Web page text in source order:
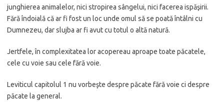
junghierea animalelor, nici stropirea sângelui, nici facerea ispăşirii.
Fără îndoială că ar fi fost un loc unde omul să se poată întâlni cu
Dumnezeu, dar slujba ar fi avut cu totul o altă natură.
Jertfele, în complexitatea lor acopereau aproape toate păcatele,
cele cu voie sau cele fără voie.
Leviticul capitolul 1 nu vorbeşte despre păcate fără voie ci despre
păcate la general.